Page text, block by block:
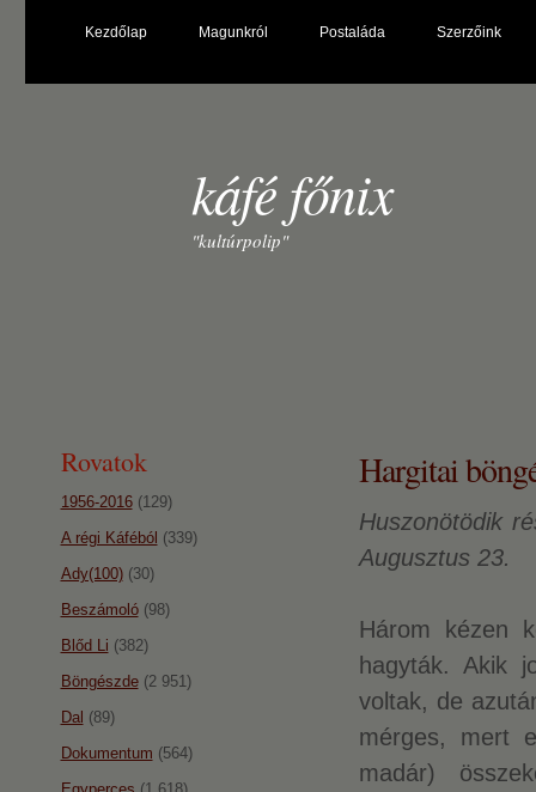
Kezdőlap Magunkról Postaláda Szerzőink
káfé főnix
"kultúrpolip"
Hargitai
Huszonötödik
Augusztus 23.
Három kézen
hagyták. Akik
voltak, de
mérges, mert
madár)
Rovatok
1956-2016(129)
A régi Káféból (339)
Ady(100)(30)
Beszámoló(98)
Blőd Li (382)
Böngészde(2 951)
Dal (89)
Dokumentum (564)